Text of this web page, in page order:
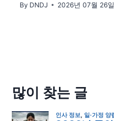
By DNDJ 2026년 07월 26일
많이 찾는 글